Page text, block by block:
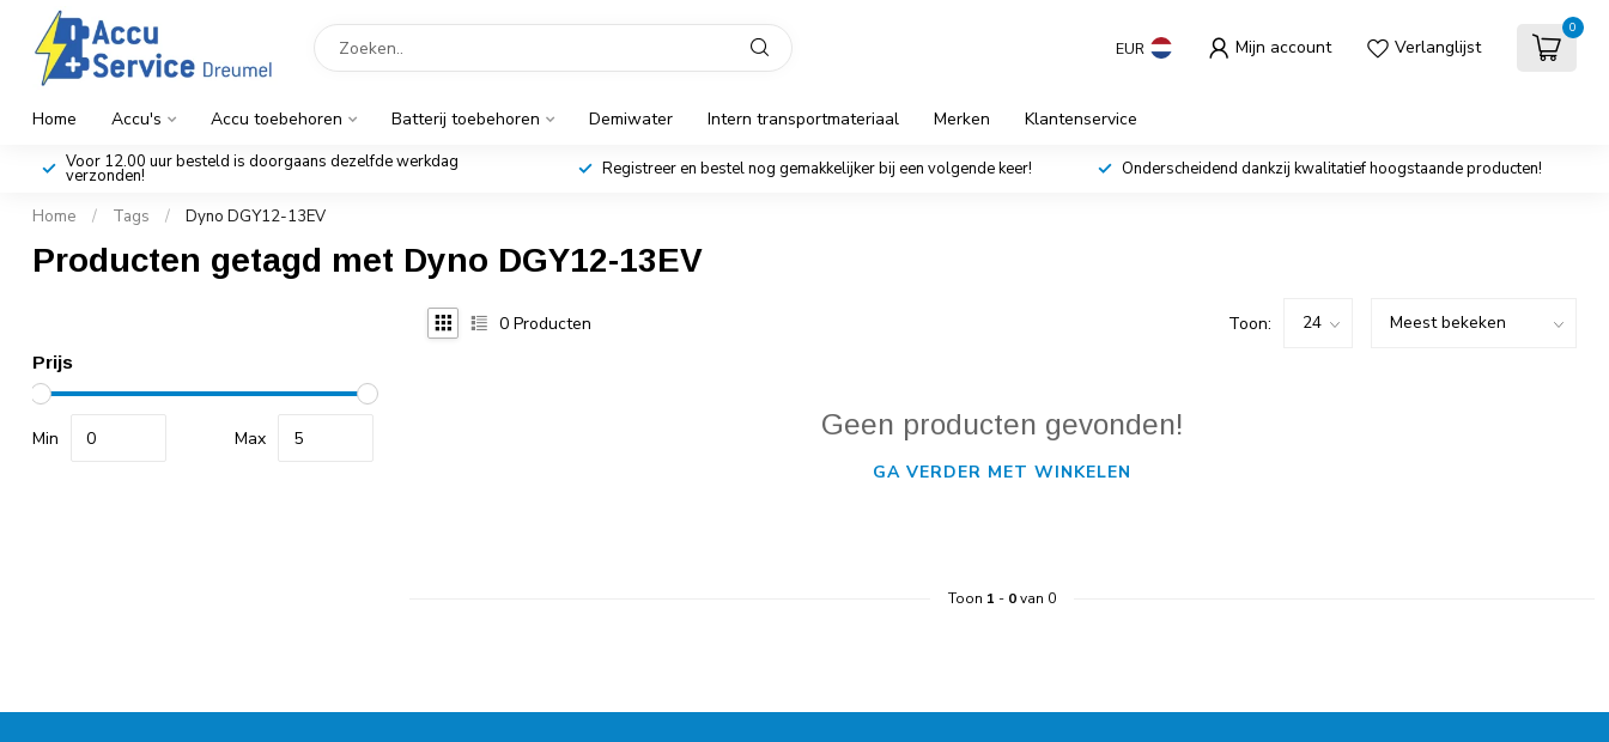
EUR Mijn account Verlanglijst
0
Home Accu's Accu toebehoren Batterij toebehoren Demiwater Intern transportmateriaal Merken Klantenservice
Voor 12.00 uur besteld is doorgaans dezelfde werkdag
verzonden! Registreer en bestel nog gemakkelijker bij een volgende keer! Onderscheidend dankzij kwalitatief hoogstaande producten!
Home / Tags / Dyno DGY12-13EV
Producten getagd met Dyno DGY12-13EV
Prijs
Min Max
0 Producten Toon:
Geen producten gevonden!
GA VERDER MET WINKELEN
Toon 1 - 0van 0